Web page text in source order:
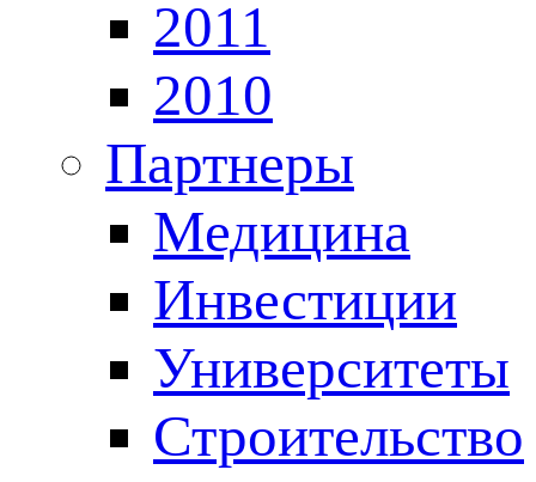
2011
2010
Партнеры
Медицина
Инвестиции
Университеты
Строительство